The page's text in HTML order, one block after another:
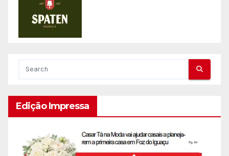
Edição Impressa